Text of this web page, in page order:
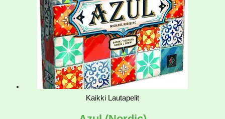
Kaikki Lautapelit